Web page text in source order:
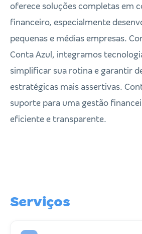
oferece soluções completas em
financeiro, especialmente
pequenas e médias empresas.
Conta Azul, integramos
simplificar sua rotina e garantir
estratégicas mais assertivas.
suporte para uma gestão
eficiente e transparente.
Serviços